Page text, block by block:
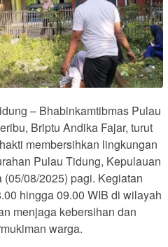
– Bhabinkamtibmas Pulau
Briptu Andika Fajar, turut
membersihkan lingkungan
Pulau Tidung, Kepulauan
08/2025) pagi. Kegiatan
hingga 09.00 WIB di wilayah
menjaga kebersihan dan
warga.